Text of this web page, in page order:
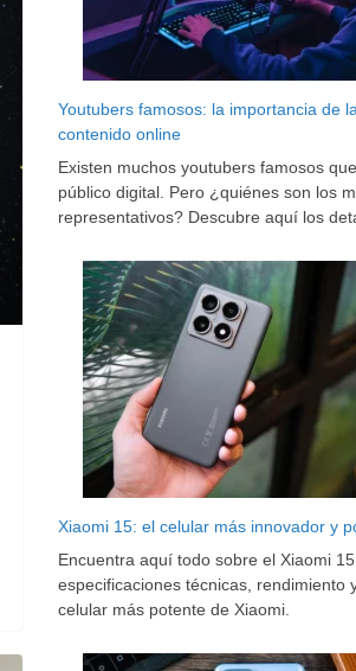
Youtubers famosos: la importancia de
contenido online
Existen muchos youtubers famosos
público digital. Pero ¿quiénes son los
representativos? Descubre aquí los
Xiaomi 15: el celular más innovador y
Encuentra aquí todo sobre el Xiaomi
especificaciones técnicas, rendimiento
celular más potente de Xiaomi.